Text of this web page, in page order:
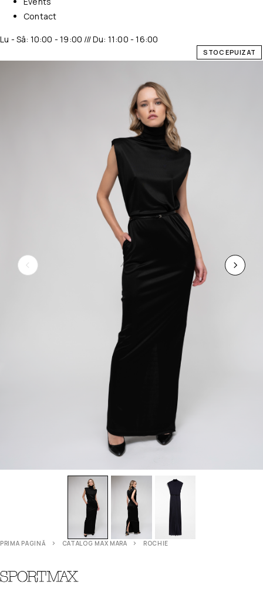
Contact
Lu - Sâ: 10:00 - 19:00 /// Du: 11:00 - 16:00
STOC EPUIZAT
PRIMA PAGINĂ CATALOG MAX MARA ROCHIE